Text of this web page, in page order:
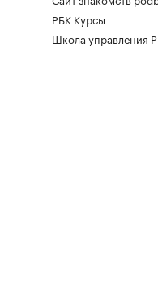
РБК Курсы
Школа управления